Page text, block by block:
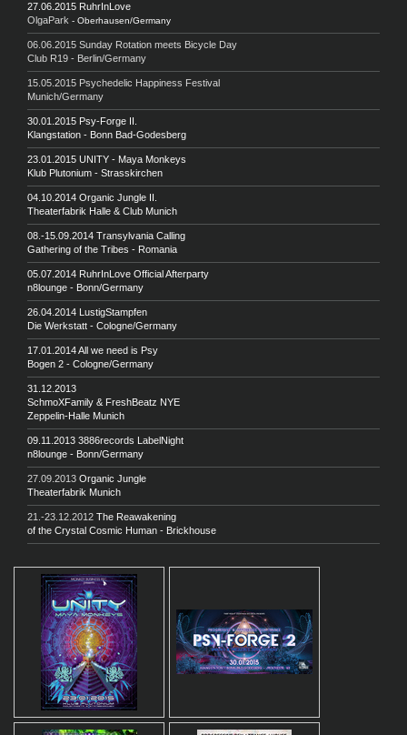
27.06.2015 RuhrInLove
OlgaPark - Oberhausen/Germany
06.06.2015 Sunday Rotation meets Bicycle Day
Club R19 - Berlin/Germany
15.05.2015 Psychedelic Happiness Festival
Munich/Germany
30.01.2015 Psy-Forge II.
Klangstation - Bonn Bad-Godesberg
23.01.2015 UNITY - Maya Monkeys
Klub Plutonium - Strasskirchen
04.10.2014 Organic Jungle II.
Theaterfabrik Halle & Club Munich
08.-15.09.2014 Transylvania Calling
Gathering of the Tribes - Romania
05.07.2014 RuhrInLove Official Afterparty
n8lounge - Bonn/Germany
26.04.2014 LustigStampfen
Die Werkstatt - Cologne/Germany
17.01.2014 All we need is Psy
Bogen 2 - Cologne/Germany
31.12.2013
SchmoXFamily & FreshBeatz NYE
Zeppelin-Halle Munich
09.11.2013 3886records LabelNight
n8lounge - Bonn/Germany
27.09.2013 Organic Jungle
Theaterfabrik Munich
21.-23.12.2012 The Reawakening
of the Crystal Cosmic Human - Brickhouse